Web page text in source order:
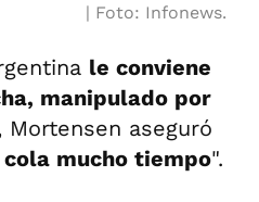
Foto: Infonews.
le conviene
manipulado por
aseguró
mucho tiempo".